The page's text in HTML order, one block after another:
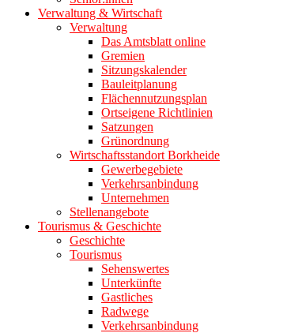
Verwaltung & Wirtschaft
Verwaltung
Das Amtsblatt online
Gremien
Sitzungskalender
Bauleitplanung
Flächennutzungsplan
Ortseigene Richtlinien
Satzungen
Grünordnung
Wirtschaftsstandort Borkheide
Gewerbegebiete
Verkehrsanbindung
Unternehmen
Stellenangebote
Tourismus & Geschichte
Geschichte
Tourismus
Sehenswertes
Unterkünfte
Gastliches
Radwege
Verkehrsanbindung